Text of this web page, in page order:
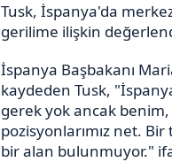
Tusk, İspanya'da
gerilime ilişkin
İspanya Başbakanı
kaydeden Tusk,
gerek yok ancak
pozisyonlarımız net.
bir alan bulunmuyor."